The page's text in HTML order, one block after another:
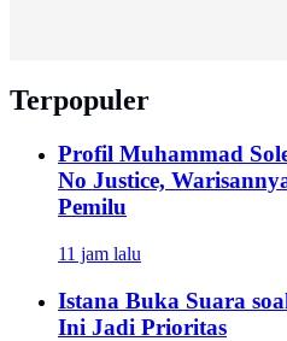
Terpopuler
Profil Muhammad
No Justice,
Pemilu
11 jam lalu
Istana Buka Suara
Ini Jadi Prioritas